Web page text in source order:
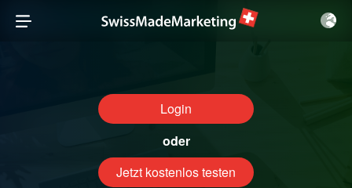
Login
oder
Jetzt kostenlos testen